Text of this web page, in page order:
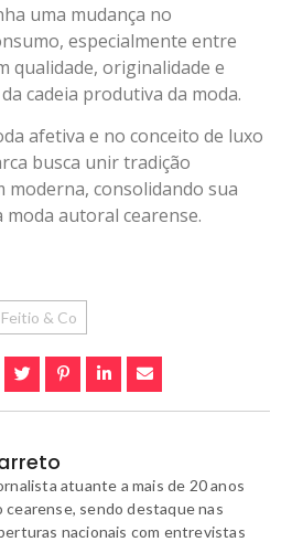
uma mudança no
especialmente entre
qualidade, originalidade e
cadeia produtiva da moda.
afetiva e no conceito de luxo
busca unir tradição
moderna, consolidando sua
autoral cearense.
Feitio & Co
atuante a mais de 20 anos
cearense, sendo destaque nas
nacionais com entrevistas